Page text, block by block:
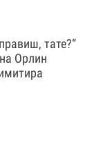
тате?“
Орлин